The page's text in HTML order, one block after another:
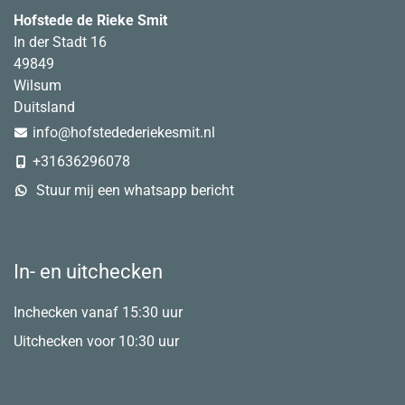
Hofstede de Rieke Smit
In der Stadt 16
49849
Wilsum
Duitsland
info@hofstedederiekesmit.nl
+31636296078
Stuur mij een whatsapp bericht
In- en uitchecken
Inchecken vanaf 15:30 uur
Uitchecken voor 10:30 uur